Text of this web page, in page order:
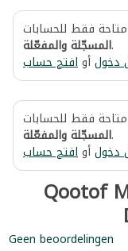
متاحة فقط للحسابات
المسجّلة والمفعّلة.
دخولأوافتح حساب
متاحة فقط للحسابات
المسجّلة والمفعّلة.
دخولأوافتح حساب
Qootof
Geen beoordelingen